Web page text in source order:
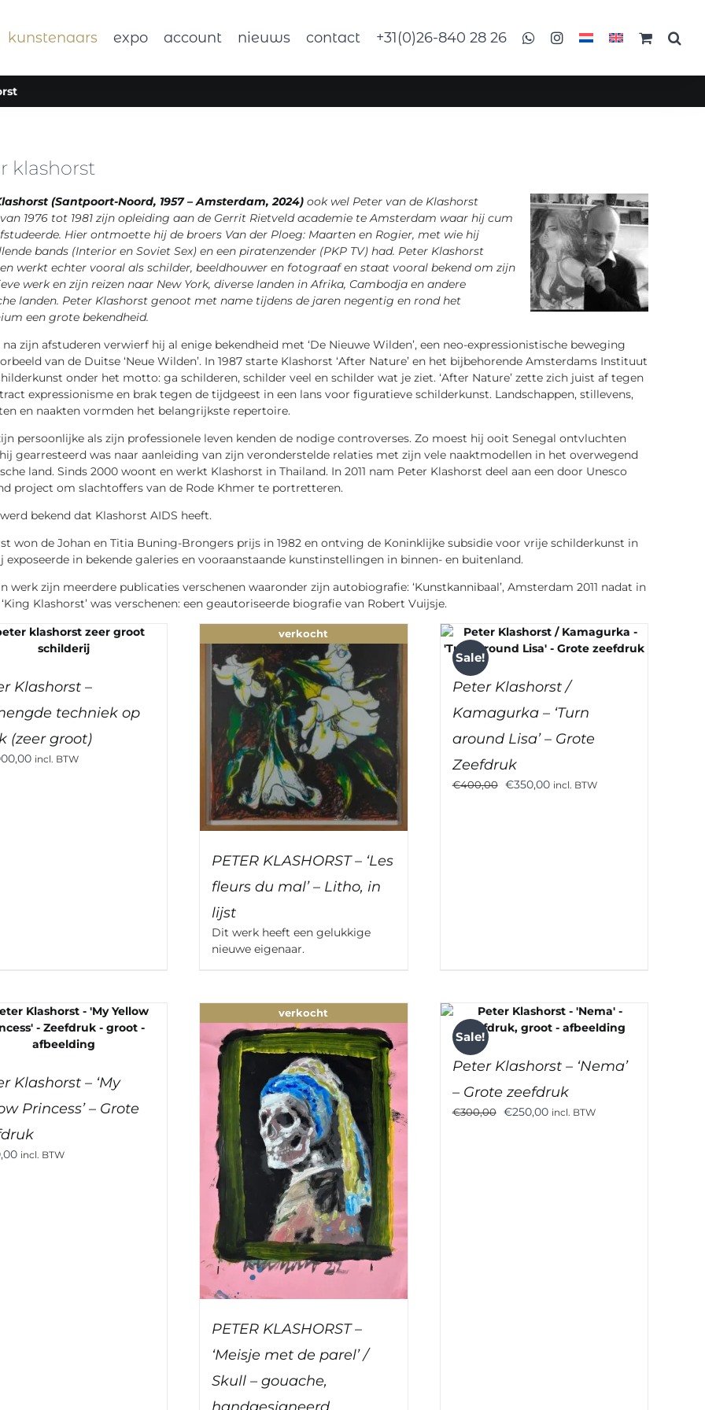
kunstenaars expo account nieuws contact +31(0)26-840 28 26
klashorst
(Santpoort-Noord, 1957 – Amsterdam, 2024) ook wel Peter van de Klashorst
1976 tot 1981 zijn opleiding aan de Gerrit Rietveld academie te Amsterdam waar hij cum
Hier ontmoette hij de broers Van der Ploeg: Maarten en Rogier, met wie hij
bands (Interior en Soviet Sex) en een piratenzender (PKP TV) had. Peter Klashorst
werkt echter vooral als schilder, beeldhouwer en fotograaf en staat vooral bekend om zijn
werk en zijn reizen naar New York, diverse landen in Afrika, Cambodja en andere
landen. Peter Klashorst genoot met name tijdens de jaren negentig en rond het
een grote bekendheid.
na zijn afstuderen verwierf hij al enige bekendheid met ‘De Nieuwe Wilden’, een neo-expressionistische beweging
van de Duitse ‘Neue Wilden’. In 1987 starte Klashorst ‘After Nature’ en het bijbehorende Amsterdams Instituut
onder het motto: ga schilderen, schilder veel en schilder wat je ziet. ‘After Nature’ zette zich juist af tegen
expressionisme en brak tegen de tijdgeest in een lans voor figuratieve schilderkunst. Landschappen, stillevens,
en naakten vormden het belangrijkste repertoire.
persoonlijke als zijn professionele leven kenden de nodige controverses. Zo moest hij ooit Senegal ontvluchten
gearresteerd was naar aanleiding van zijn veronderstelde relaties met zijn vele naaktmodellen in het overwegend
land. Sinds 2000 woont en werkt Klashorst in Thailand. In 2011 nam Peter Klashorst deel aan een door Unesco
project om slachtoffers van de Rode Khmer te portretteren.
bekend dat Klashorst AIDS heeft.
won de Johan en Titia Buning-Brongers prijs in 1982 en ontving de Koninklijke subsidie voor vrije schilderkunst in
exposeerde in bekende galeries en vooraanstaande kunstinstellingen in binnen- en buitenland.
werk zijn meerdere publicaties verschenen waaronder zijn autobiografie: ‘Kunstkannibaal’, Amsterdam 2011 nadat in
Klashorst’ was verschenen: een geautoriseerde biografie van Robert Vuijsje.
Klashorst –
techniek op
(zeer groot)
incl. BTW
verkocht
PETER KLASHORST – ‘Les
fleurs du mal’ – Litho, in
lijst
Dit werk heeft een gelukkige
nieuwe eigenaar.
Sale!
Peter Klashorst /
Kamagurka – ‘Turn
around Lisa’ – Grote
Zeefdruk
€400,00 Oorspronkelijke
€350,00Huidige
incl. BTW
Klashorst – ‘My
Princess’ – Grote
incl. BTW
verkocht
PETER KLASHORST –
‘Meisje met de parel’ /
Skull – gouache,
handgesigneerd
Sale!
Peter Klashorst – ‘Nema’
– Grote zeefdruk
€300,00 Oorspronkelijke
€250,00Huidige
incl. BTW